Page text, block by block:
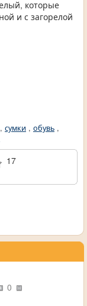
которые
и с загорелой
, сумки , обувь ,
17
0